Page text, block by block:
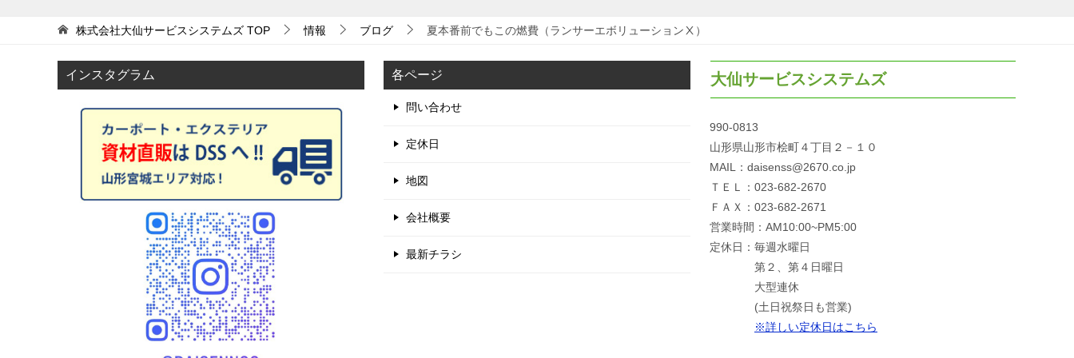
ナ
ゲ
ー
シ
株式会社大仙サービスシステムズ TOP 情報 ブログ 夏本番前でもこの燃費（ランサーエボリューションⅩ）
インスタグラム 各ページ
問い合わせ
定休日
地図
会社概要
最新チラシ
大仙サービスシステムズ
990-0813
山形県山形市桧町４丁目２－１０
MAIL：daisenss@2670.co.jp
ＴＥＬ：023-682-2670
ＦＡＸ：023-682-2671
営業時間：AM10:00~PM5:00
定休日：毎週水曜日
第２、第４日曜日
大型連休
(土日祝祭日も営業)
※詳しい定休日はこちら